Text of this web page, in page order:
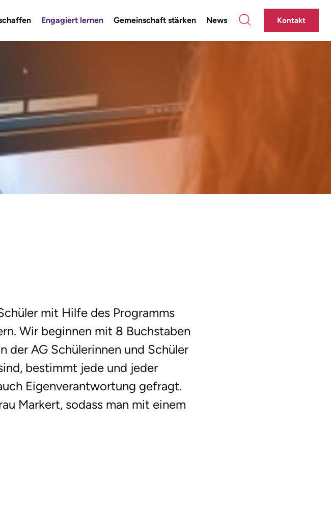
mit Hilfe des Programms
Wir beginnen mit 8 Buchstaben
der AG Schülerinnen und Schüler
bestimmt jede und jeder
Eigenverantwortung gefragt.
Markert, sodass man mit einem
Engagiert lernen Gemeinschaft stärken News Kontakt